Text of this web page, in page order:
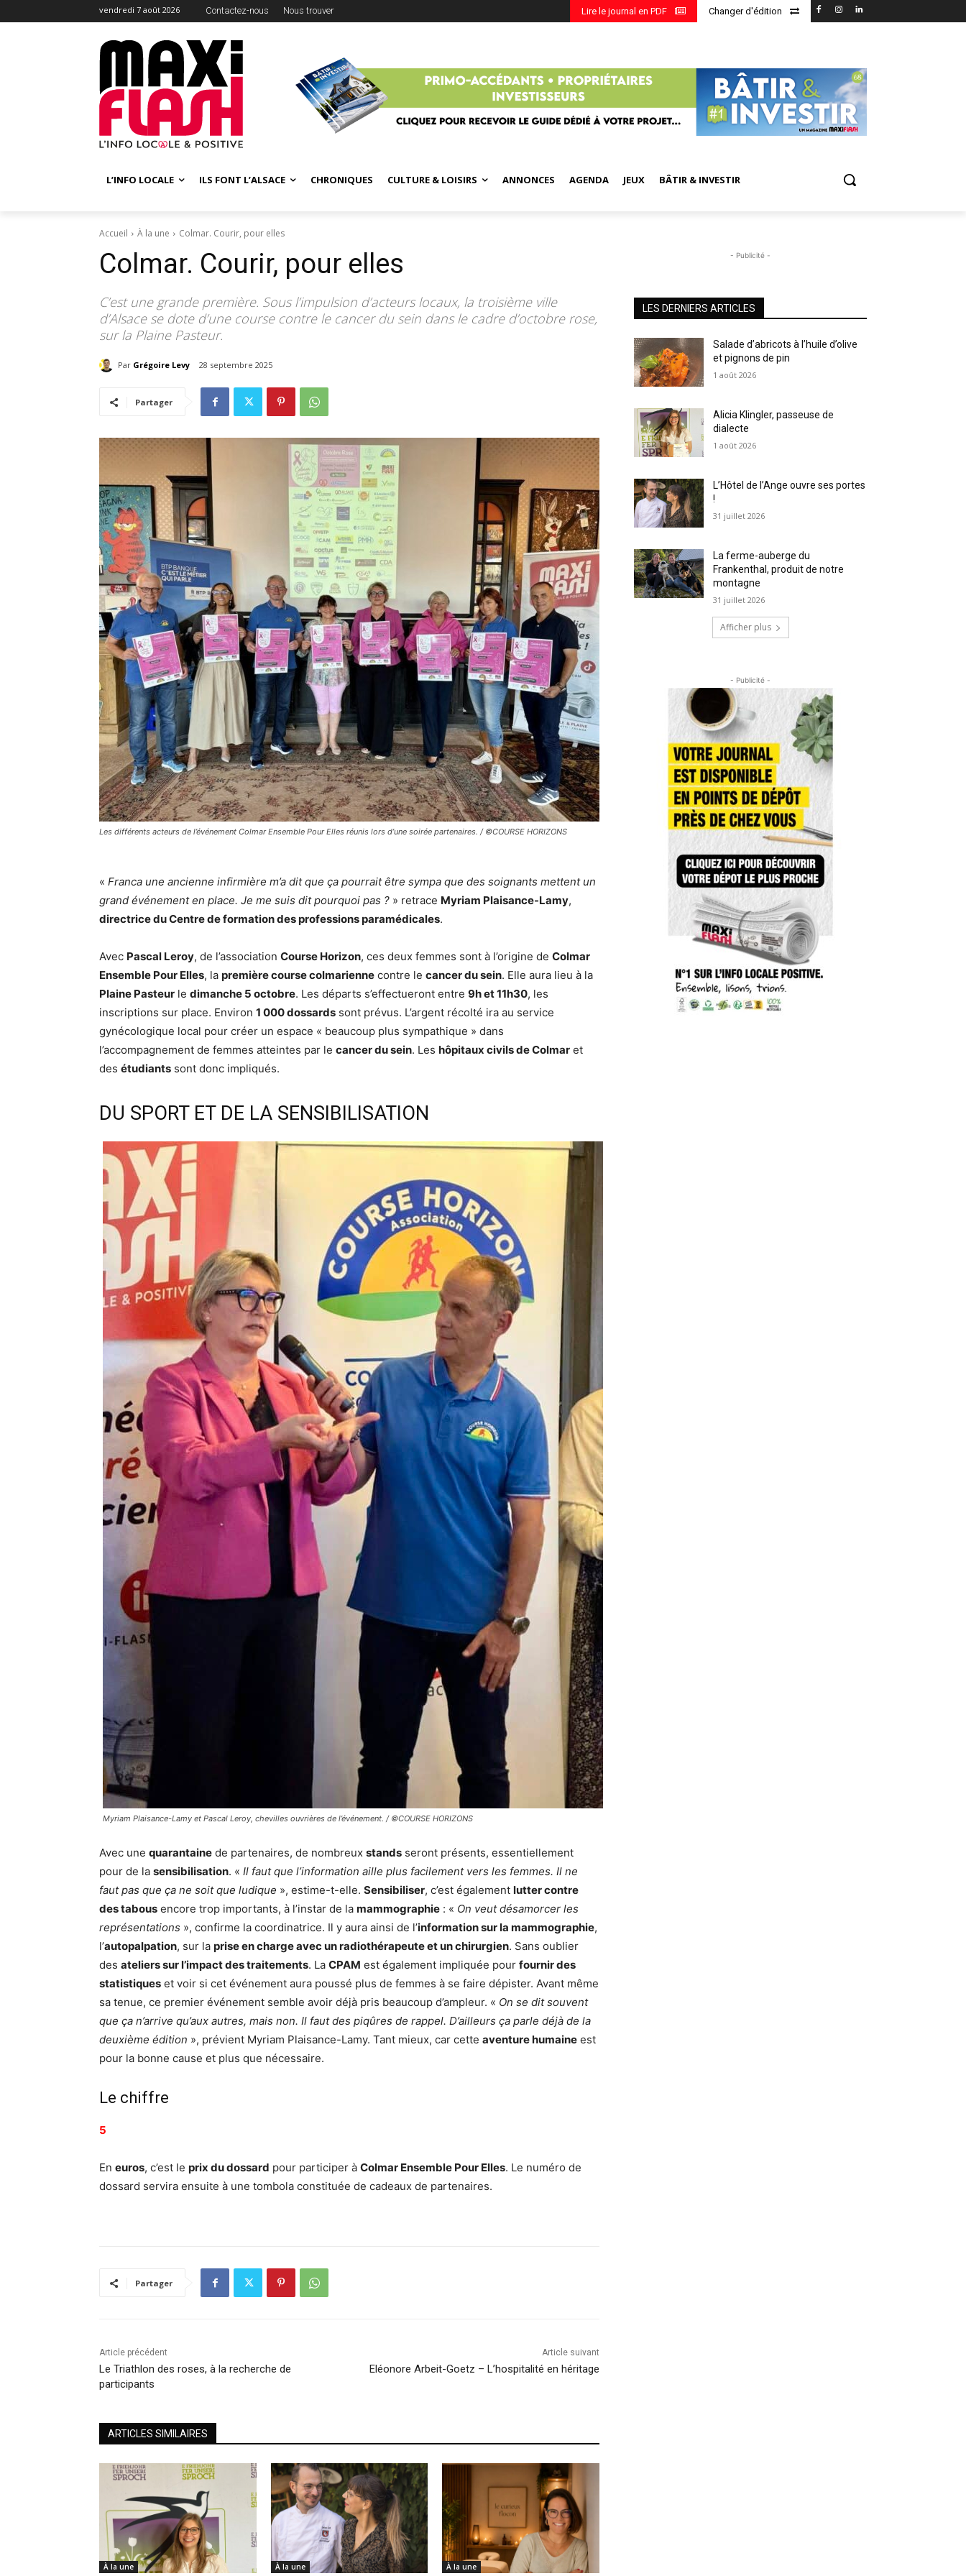
vendredi 7 août 2026 Contactez-nous Nous trouver Changer d'édition
Lire le journal en PDF
L’INFO LOCALE ILS FONT L’ALSACE CHRONIQUES CULTURE & LOISIRS ANNONCES AGENDA JEUX BÂTIR & INVESTIR
Accueil À la une Colmar. Courir, pour elles
Colmar. Courir, pour elles
C’est une grande première. Sous l’impulsion d’acteurs locaux, la troisième ville
d’Alsace se dote d’une course contre le cancer du sein dans le cadre d’octobre rose,
sur la Plaine Pasteur.
Par Grégoire Levy 28 septembre 2025
Partager
Les différents acteurs de l’événement Colmar Ensemble Pour Elles réunis lors d’une soirée partenaires. / ©COURSE HORIZONS
« Franca une ancienne infirmière m’a dit que ça pourrait être sympa que des soignants mettent un
grand événement en place. Je me suis dit pourquoi pas ? » retrace Myriam Plaisance-Lamy,
directrice du Centre de formation des professions paramédicales.
Avec Pascal Leroy, de l’association Course Horizon, ces deux femmes sont à l’origine de Colmar
Ensemble Pour Elles, la première course colmarienne contre le cancer du sein. Elle aura lieu à la
Plaine Pasteur le dimanche 5 octobre. Les départs s’effectueront entre 9h et 11h30, les
inscriptions sur place. Environ 1 000 dossards sont prévus. L’argent récolté ira au service
gynécologique local pour créer un espace « beaucoup plus sympathique » dans
l’accompagnement de femmes atteintes par le cancer du sein. Les hôpitaux civils de Colmar et
des étudiants sont donc impliqués.
DU SPORT ET DE LA SENSIBILISATION
Myriam Plaisance-Lamy et Pascal Leroy, chevilles ouvrières de l’événement. / ©COURSE HORIZONS
Avec une quarantaine de partenaires, de nombreux stands seront présents, essentiellement
pour de la sensibilisation. « Il faut que l’information aille plus facilement vers les femmes. Il ne
faut pas que ça ne soit que ludique », estime-t-elle. Sensibiliser, c’est également lutter contre
des tabous encore trop importants, à l’instar de la mammographie : « On veut désamorcer les
représentations », confirme la coordinatrice. Il y aura ainsi de l’information sur la mammographie,
l’autopalpation, sur la prise en charge avec un radiothérapeute et un chirurgien. Sans oublier
des ateliers sur l’impact des traitements. La CPAM est également impliquée pour fournir des
statistiques et voir si cet événement aura poussé plus de femmes à se faire dépister. Avant même
sa tenue, ce premier événement semble avoir déjà pris beaucoup d’ampleur. « On se dit souvent
que ça n’arrive qu’aux autres, mais non. Il faut des piqûres de rappel. D’ailleurs ça parle déjà de la
deuxième édition », prévient Myriam Plaisance-Lamy. Tant mieux, car cette aventure humaine est
pour la bonne cause et plus que nécessaire.
Le chiffre
5
En euros, c’est le prix du dossard pour participer à Colmar Ensemble Pour Elles. Le numéro de
dossard servira ensuite à une tombola constituée de cadeaux de partenaires.
Partager
Article précédent
Le Triathlon des roses, à la recherche de
participants
Article suivant
Eléonore Arbeit-Goetz – L’hospitalité en héritage
ARTICLES SIMILAIRES
À la une À la une À la une
- Publicité -
LES DERNIERS ARTICLES
Salade d’abricots à l’huile d’olive
et pignons de pin
1 août 2026
Alicia Klingler, passeuse de
dialecte
1 août 2026
L’Hôtel de l’Ange ouvre ses portes
!
31 juillet 2026
La ferme-auberge du
Frankenthal, produit de notre
montagne
31 juillet 2026
Afficher plus
- Publicité -